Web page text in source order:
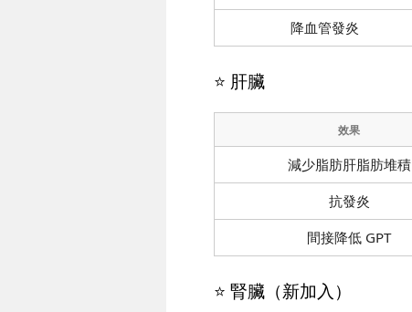
降血管發炎
⭐ 肝臟
效果
減少脂肪肝脂肪堆積
抗發炎
間接降低 GPT
⭐ 腎臟（新加入）